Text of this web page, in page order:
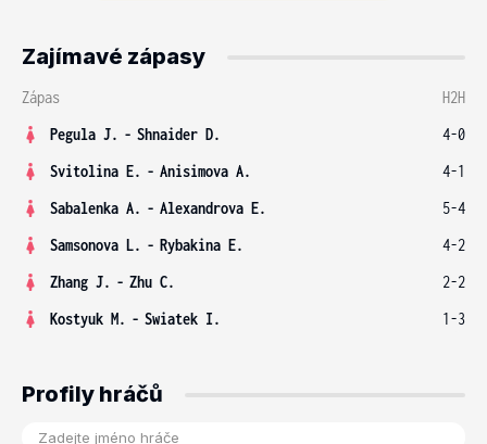
Zajímavé zápasy
Zápas
H2H
Pegula J. - Shnaider D.
4-0
Svitolina E. - Anisimova A.
4-1
Sabalenka A. - Alexandrova E.
5-4
Samsonova L. - Rybakina E.
4-2
Zhang J. - Zhu C.
2-2
Kostyuk M. - Swiatek I. 1-3
Profily hráčů